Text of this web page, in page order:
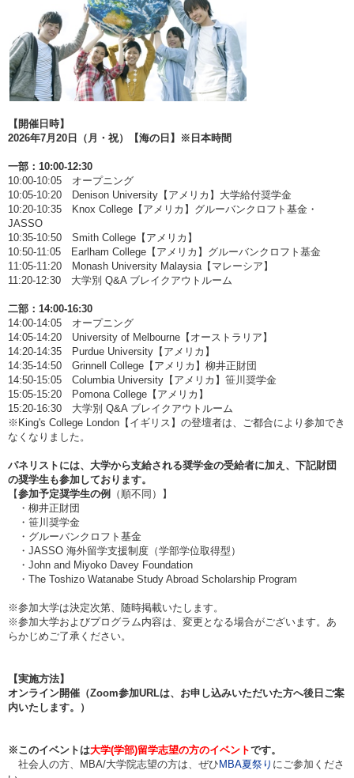
【開催日時】
2026年7月20日（月・祝）【海の日】※日本時間
一部：10:00-12:30
10:00-10:05 オープニング
10:05-10:20 Denison University【アメリカ】大学給付奨学金
10:20-10:35 Knox College【アメリカ】グルーバンクロフト基金・
JASSO
10:35-10:50 Smith College【アメリカ】
10:50-11:05 Earlham College【アメリカ】グルーバンクロフト基金
11:05-11:20 Monash University Malaysia【マレーシア】
11:20-12:30 大学別 Q&A ブレイクアウトルーム
二部：14:00-16:30
14:00-14:05 オープニング
14:05-14:20 University of Melbourne【オーストラリア】
14:20-14:35 Purdue University【アメリカ】
14:35-14:50 Grinnell College【アメリカ】柳井正財団
14:50-15:05 Columbia University【アメリカ】笹川奨学金
15:05-15:20 Pomona College【アメリカ】
15:20-16:30 大学別 Q&A ブレイクアウトルーム
※King's College London【イギリス】の登壇者は、ご都合により参加でき
なくなりました。
パネリストには、大学から支給される奨学金の受給者に加え、下記財団
の奨学生も参加しております。
【参加予定奨学生の例
（順不同）】
・柳井正財団
・笹川奨学金
・グルーバンクロフト基金
・JASSO 海外留学支援制度（学部学位取得型）
・John and Miyoko Davey Foundation
・The Toshizo Watanabe​ Study Abroad Scholarship Program
※参加大学は決定次第、随時掲載いたします。
※参加大学およびプログラム内容は、変更となる場合がございます。あ
らかじめご了承ください。
【実施方法】
オンライン開催（Zoom参加URLは、お申し込みいただいた方へ後日ご案
内いたします。）
※このイベントは大学(学部)留学志望の方のイベントです。
社会人の方、MBA/大学院志望の方は、ぜひ MBA夏祭り にご参加くださ